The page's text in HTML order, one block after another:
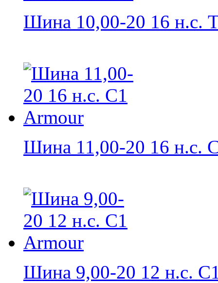
Шина 10,00-20 16 н.с.
Шина 11,00-20 16 н.с.
Шина 9,00-20 12 н.с.